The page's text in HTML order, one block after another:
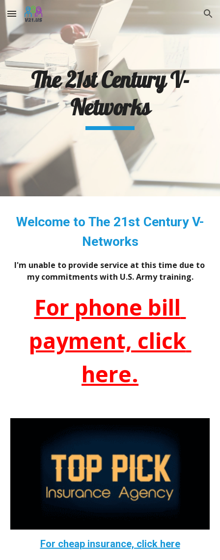
Skip to main content Skip to navigation
The 21st Century V-
Networks
Welcome to The 21st Century V-
Networks
I'm unable to provide service at this time due to
my commitments with U.S. Army training.
For phone bill
payment, click
here.
For cheap insurance, click here